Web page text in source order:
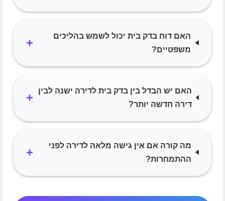
האם דוח בדק בית יכול לשמש בהליכים
משפטיים?
+
האם יש הבדל בין בדק בית לדירה ישנה לבין
דירה חדשה יותר?
+
מה קורה אם אין גישה מלאה לדירה לפני
ההתמחרות?
+